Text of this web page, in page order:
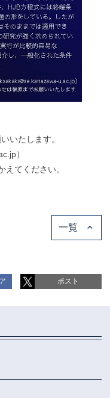
たします。
）
ください。
一覧
ポスト